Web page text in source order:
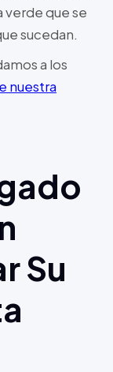
que se
sucedan.
a los
nuestra
Su